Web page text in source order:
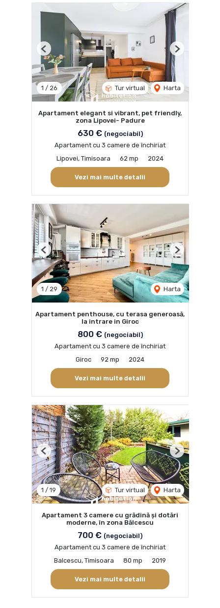
1 / 26 Tur virtual Harta
Previous Next
Apartament elegant si vibrant, pet friendly,
zona Lipovei- Padure
630 € (negociabil)
Apartament cu 3 camere de închiriat
Lipovei, Timisoara
62 mp 2024
Vezi mai multe detalii
1 / 29 Harta
Previous Next
Apartament penthouse, cu terasa generoasă,
la intrare in Giroc
800 € (negociabil)
Apartament cu 3 camere de închiriat
Giroc
92 mp 2024
Vezi mai multe detalii
1 / 19 Tur virtual Harta
Previous Next
Apartament 3 camere cu grădină și dotări
moderne, în zona Bălcescu
700 € (negociabil)
Apartament cu 3 camere de închiriat
Balcescu, Timisoara
80 mp 2019
Vezi mai multe detalii